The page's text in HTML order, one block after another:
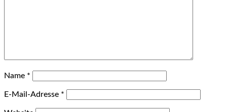
Name *
E-Mail-Adresse *